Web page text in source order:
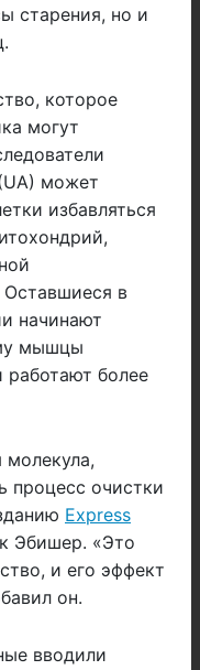
старения, но и
которое
могут
может
избавляться
Оставшиеся в
начинают
мышцы
работают более
молекула,
процесс очистки
Express
Эбишер. «Это
и его эффект
он.
вводили